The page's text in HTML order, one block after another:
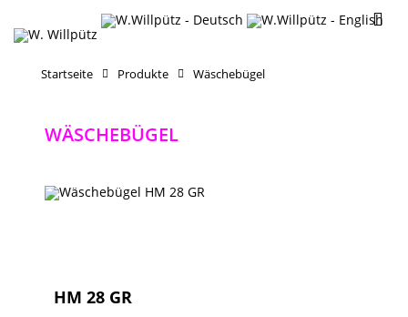
Startseite Produkte Wäschebügel
WÄSCHEBÜGEL
HM 28 GR